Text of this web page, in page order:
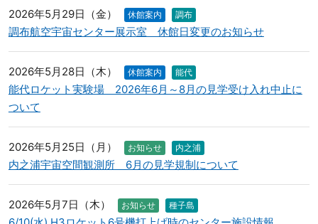
2026年5月29日（金） 休館案内 調布
調布航空宇宙センター展示室 休館日変更のお知らせ
2026年5月28日（木） 休館案内 能代
能代ロケット実験場 2026年6月～8月の見学受け入れ中止に
ついて
2026年5月25日（月） お知らせ 内之浦
内之浦宇宙空間観測所 6月の見学規制について
2026年5月7日（木） お知らせ 種子島